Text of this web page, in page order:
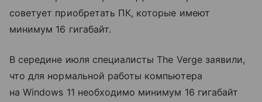
советует приобретать ПК, которые имеют
минимум 16 гигабайт.
В середине июля специалисты The Verge заявили,
что для нормальной работы компьютера
на Windows 11 необходимо минимум 16 гигабайт